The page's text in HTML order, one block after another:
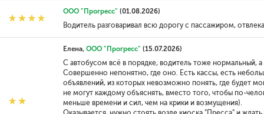
ООО "Прогресс" (01.08.2026)
Водитель разговаривал всю дорогу с пассажиром,
Елена, ООО "Прогресс" (15.07.2026)
С автобусом всё в порядке, водитель тоже нормальный,
Совершенно непонятно, где оно. Есть кассы, есть
объявлений, из которых невозможно понять, где будет
не могут каждому объяснять, вместо того, чтобы по-
меньше времени и сил, чем на крики и возмущения).